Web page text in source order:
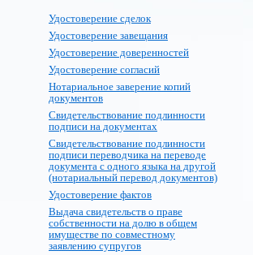
Удостоверение сделок
Удостоверение завещания
Удостоверение доверенностей
Удостоверение согласий
Нотариальное заверение копий
документов
Свидетельствование подлинности
подписи на документах
Свидетельствование подлинности
подписи переводчика на переводе
документа с одного языка на другой
(нотариальный перевод документов)
Удостоверение фактов
Выдача свидетельств о праве
собственности на долю в общем
имуществе по совместному
заявлению супругов